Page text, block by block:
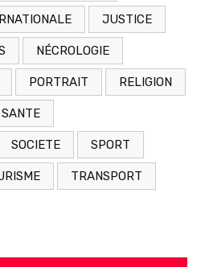
JUSTICE
NÉCROLOGIE
PORTRAIT RELIGION
SANTE
SOCIETE SPORT
TRANSPORT